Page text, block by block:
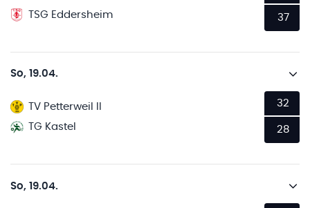
TSG Eddersheim
37
So, 19.04.
TV Petterweil II
TG Kastel
32
28
So, 19.04.